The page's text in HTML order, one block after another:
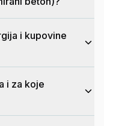
i kupovine
i za koje